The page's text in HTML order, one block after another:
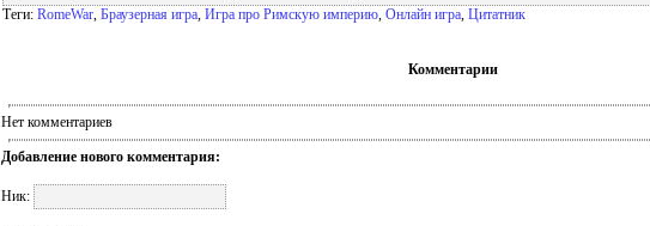
Теги: RomeWar, Браузерная игра, Игра про Римскую империю, Онлайн игра, Цитатник
Комментарии
Нет комментариев
Добавление нового комментария:
Ник: